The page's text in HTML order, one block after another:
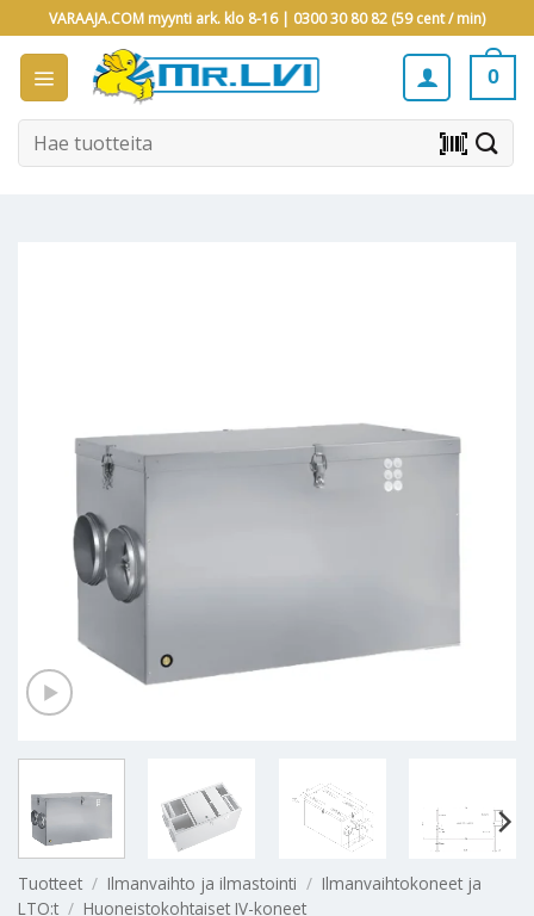
to
content
VARAAJA.COM myynti ark. klo 8-16 | 0300 30 80 82 (59 cent / min)
0
Etsi: barcode_scanner
Tuotteet / Ilmanvaihto ja ilmastointi / Ilmanvaihtokoneet ja
LTO:t / Huoneistokohtaiset IV-koneet